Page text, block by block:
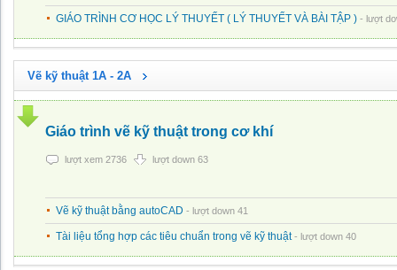
GIÁO TRÌNH CƠ HỌC LÝ THUYẾT ( LÝ THUYẾT VÀ BÀI TẬP ) - lượt
Vẽ kỹ thuật 1A - 2A
Giáo trình vẽ kỹ thuật trong cơ khí
lượt xem 2736 lượt down 63
Vẽ kỹ thuật bằng autoCAD - lượt down 41
Tài liệu tổng hợp các tiêu chuẩn trong vẽ kỹ thuật - lượt down 40